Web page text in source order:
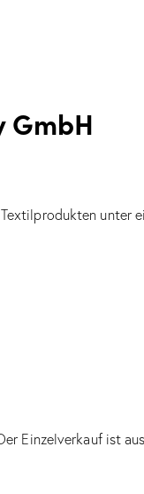
GmbH
unter
Einzelverkauf ist